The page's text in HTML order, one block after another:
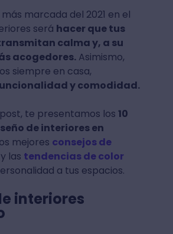
marcada del 2021 en el
será hacer que tus
calma y, a su
acogedores.Asimismo,
siempre en casa,
y comodidad.
te presentamos los 10
de interiores en
mejores consejos de
y las tendencias de color
a tus espacios.
interiores